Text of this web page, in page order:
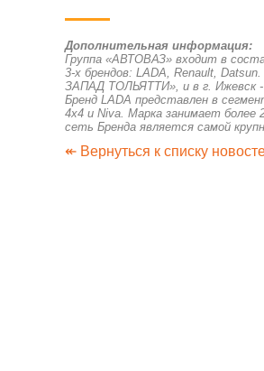
Дополнительная информация:
Группа «АВТОВАЗ» входит в
3-х брендов: LADA, Renault,
ЗАПАД ТОЛЬЯТТИ», и в г. Ижевск
Бренд LADA представлен в
4x4 и Niva. Марка занимает более
сеть Бренда является самой
↞ Вернуться к списку